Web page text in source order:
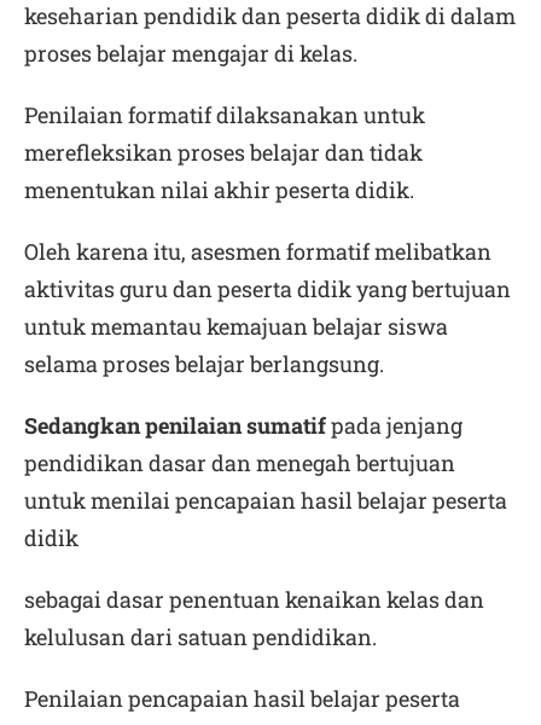
keseharian pendidik dan peserta didik di dalam
proses belajar mengajar di kelas.
Penilaian formatif dilaksanakan untuk
merefleksikan proses belajar dan tidak
menentukan nilai akhir peserta didik.
Oleh karena itu, asesmen formatif melibatkan
aktivitas guru dan peserta didik yang bertujuan
untuk memantau kemajuan belajar siswa
selama proses belajar berlangsung.
Sedangkan penilaian sumatifpada jenjang
pendidikan dasar dan menegah bertujuan
untuk menilai pencapaian hasil belajar peserta
didik
sebagai dasar penentuan kenaikan kelas dan
kelulusan dari satuan pendidikan.
Penilaian pencapaian hasil belajar peserta